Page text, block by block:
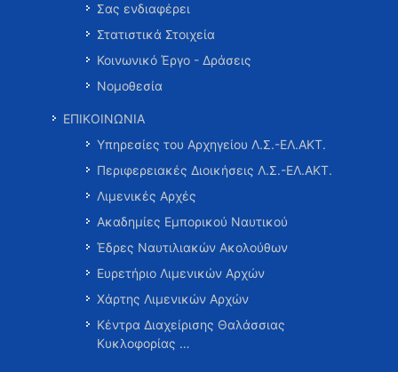
Σας ενδιαφέρει
Στατιστικά Στοιχεία
Κοινωνικό Έργο - Δράσεις
Νομοθεσία
ΕΠΙΚΟΙΝΩΝΙΑ
Υπηρεσίες του Αρχηγείου Λ.Σ.-ΕΛ.ΑΚΤ.
Περιφερειακές Διοικήσεις Λ.Σ.-ΕΛ.ΑΚΤ.
Λιμενικές Αρχές
Ακαδημίες Εμπορικού Ναυτικού
Έδρες Ναυτιλιακών Ακολούθων
Ευρετήριο Λιμενικών Αρχών
Χάρτης Λιμενικών Αρχών
Κέντρα Διαχείρισης Θαλάσσιας
Κυκλοφορίας …